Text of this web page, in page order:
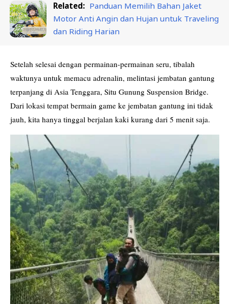
Related: Panduan Memilih Bahan Jaket
Motor Anti Angin dan Hujan untuk Traveling
dan Riding Harian
Setelah selesai dengan permainan-permainan seru, tibalah
waktunya untuk memacu adrenalin, melintasi jembatan gantung
terpanjang di Asia Tenggara, Situ Gunung Suspension Bridge.
Dari lokasi tempat bermain game ke jembatan gantung ini tidak
jauh, kita hanya tinggal berjalan kaki kurang dari 5 menit saja.